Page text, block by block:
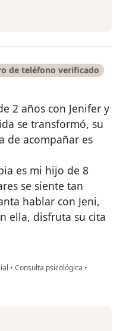
de teléfono verificado
2 años con Jenifer y
se transformó, su
de acompañar es
es mi hijo de 8
se siente tan
hablar con Jeni,
ella, disfruta su cita
• Consulta psicológica •